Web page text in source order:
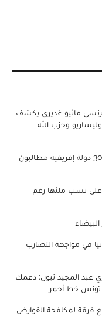
ماثيو غديري يكشف
وحزب الله
تأشيرة الدخول للولايات المتحدة: مواطنو 30 دولة إفريقية مطالبون
نسب ملئها رغم
في مواجهة التضارب
عبد المجيد تبون: دعمك
تونس خط أحمر
فرقة لمكافحة القوارض